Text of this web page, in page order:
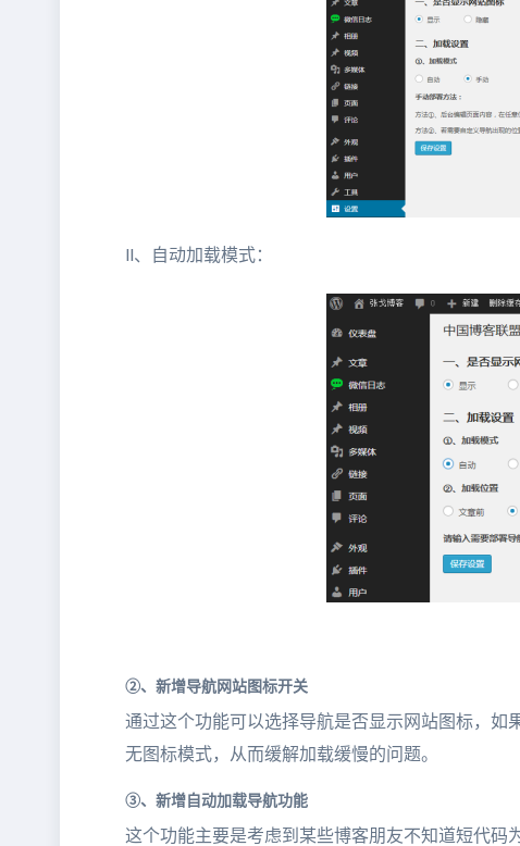
II、自动加载模式：
②、新增导航网站图标开关
通过这个功能可以选择导航是否显示网站图标，如
无图标模式，从而缓解加载缓慢的问题。
③、新增自动加载导航功能
这个功能主要是考虑到某些博客朋友不知道短代